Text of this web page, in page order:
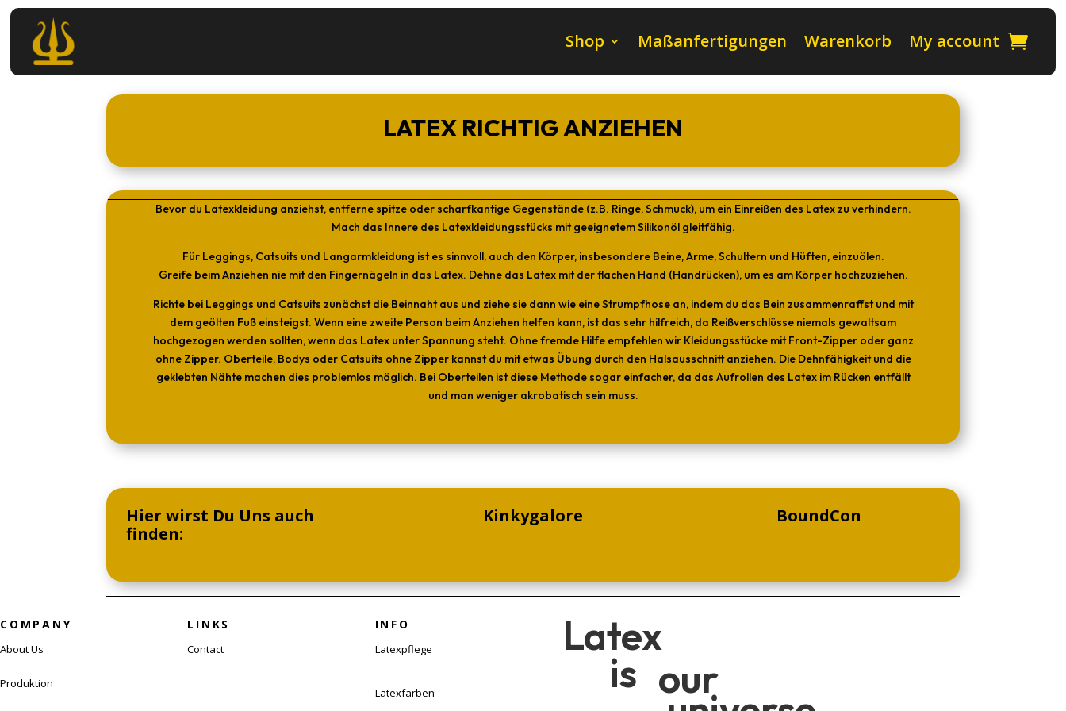
Shop Maßanfertigungen Warenkorb My account
LATEX RICHTIG ANZIEHEN
Bevor du Latexkleidung anziehst, entferne spitze oder scharfkantige Gegenstände (z.B. Ringe, Schmuck), um ein Einreißen des Latex zu verhindern.
Mach das Innere des Latexkleidungsstücks mit geeignetem Silikonöl gleitfähig.
Für Leggings, Catsuits und Langarmkleidung ist es sinnvoll, auch den Körper, insbesondere Beine, Arme, Schultern und Hüften, einzuölen.
Greife beim Anziehen nie mit den Fingernägeln in das Latex. Dehne das Latex mit der flachen Hand (Handrücken), um es am Körper hochzuziehen.
Richte bei Leggings und Catsuits zunächst die Beinnaht aus und ziehe sie dann wie eine Strumpfhose an, indem du das Bein zusammenraffst und mit
dem geölten Fuß einsteigst. Wenn eine zweite Person beim Anziehen helfen kann, ist das sehr hilfreich, da Reißverschlüsse niemals gewaltsam
hochgezogen werden sollten, wenn das Latex unter Spannung steht. Ohne fremde Hilfe empfehlen wir Kleidungsstücke mit Front-Zipper oder ganz
ohne Zipper. Oberteile, Bodys oder Catsuits ohne Zipper kannst du mit etwas Übung durch den Halsausschnitt anziehen. Die Dehnfähigkeit und die
geklebten Nähte machen dies problemlos möglich. Bei Oberteilen ist diese Methode sogar einfacher, da das Aufrollen des Latex im Rücken entfällt
und man weniger akrobatisch sein muss.
Hier wirst Du Uns auch
finden:
Kinkygalore BoundCon
COMPANY
About Us
Produktion
LINKS
Contact
INFO
Latexpflege
Latexfarben
Latex
is our